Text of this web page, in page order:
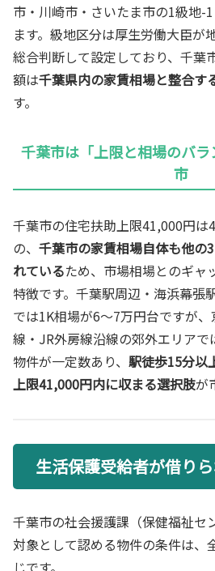
市・川崎市・さいたま市の1級地-
ます。級地区分は厚生労働大臣が
総合判断して設定しており、千葉
額は千葉県内の家賃相場と整合す
す。
千葉市は「上限と相場のバ
市
千葉市の住宅扶助上限41,000円は
の、 千葉市の家賃相場自体も他の
れているため、市場相場とのギャ
特徴です。千葉駅周辺・海浜幕張
では1K相場が6〜7万円台ですが
線・JR外房線沿線の郊外エリア
物件が一定数あり、 駅徒歩15分以
上限41,000円内に収まる選択肢が
生活保護受給者が借り
千葉市の社会援護課（保健福祉セ
対象として認める物件の条件は、
じです。